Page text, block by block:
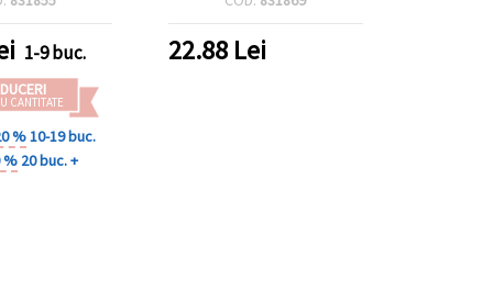
1-9 buc.
CANTITATE
%10-19 buc.
% 20 buc. +
22.88Lei